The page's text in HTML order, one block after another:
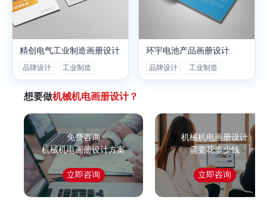
精创电气工业制造画册设计
品牌设计 工业制造
环宇电池产品画册设计
品牌设计 工业制造
想要做机械机电画册设计？
免费咨询
机械机电画册设计方案
立即咨询
机械机电画册设计
需要花多少钱
立即咨询